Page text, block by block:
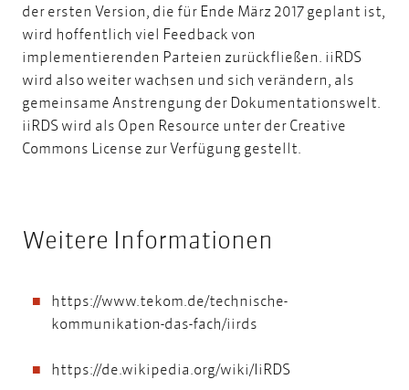
der ersten Version, die für Ende März 2017 geplant ist,
wird hoffentlich viel Feedback von
implementierenden Parteien zurückfließen. iiRDS
wird also weiter wachsen und sich verändern, als
gemeinsame Anstrengung der Dokumentationswelt.
iiRDS wird als Open Resource unter der Creative
Commons License zur Verfügung gestellt.
Weitere Informationen
https://www.tekom.de/technische-
kommunikation-das-fach/iirds
https://de.wikipedia.org/wiki/IiRDS